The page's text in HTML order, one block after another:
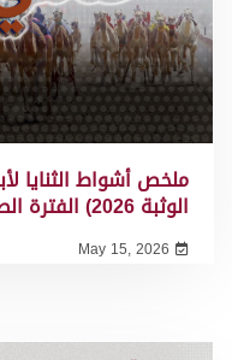
ملخص أشواط الثنايا
الوثبة 2026) الفترة الصباحية 15-05-2026
May 15, 2026